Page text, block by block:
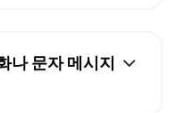
나 문자 메시지